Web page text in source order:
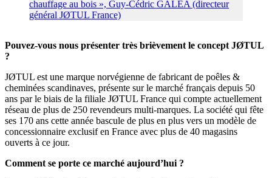
Pouvez-vous nous présenter très brièvement le concept JØTUL
?
JØTUL est une marque norvégienne de fabricant de poêles &
cheminées scandinaves, présente sur le marché français depuis 50
ans par le biais de la filiale JØTUL France qui compte actuellement
réseau de plus de 250 revendeurs multi-marques. La société qui fête
ses 170 ans cette année bascule de plus en plus vers un modèle de
concessionnaire exclusif en France avec plus de 40 magasins
ouverts à ce jour.
Comment se porte ce marché aujourd’hui ?